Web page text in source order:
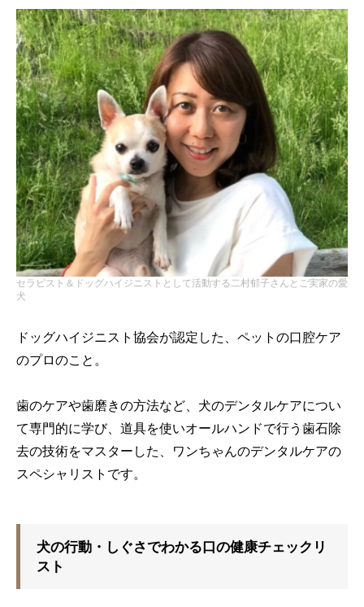
セラピスト＆ドッグハイジニストとして活動する二村郁子さんとご実家の愛
犬
ドッグハイジニスト協会が認定した、ペットの口腔ケア
のプロのこと。
歯のケアや歯磨きの方法など、犬のデンタルケアについ
て専門的に学び、道具を使いオールハンドで行う歯石除
去の技術をマスターした、ワンちゃんのデンタルケアの
スペシャリストです。
犬の行動・しぐさでわかる口の健康チェックリ
スト